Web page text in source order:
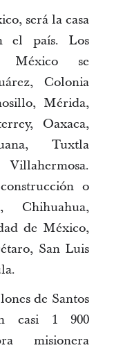
será la casa
el país. Los
México se
Colonia
Mérida,
Oaxaca,
Tuxtla
o
Chihuahua,
de México,
San Luis
de Santos
casi 1 900
misionera